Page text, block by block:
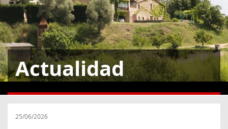
Actualidad
25/06/2026